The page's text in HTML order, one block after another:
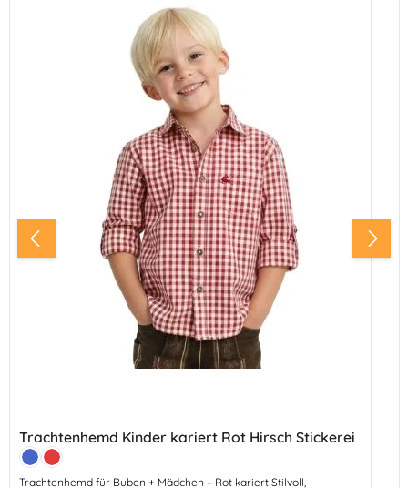
Trachtenhemd Kinder kariert Rot Hirsch Stickerei
Farbe:
BlauRot
Trachtenhemd für Buben + Mädchen – Rot kariert Stilvoll,